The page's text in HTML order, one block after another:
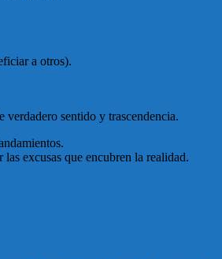
a otros).
sentido y trascendencia.
excusas que encubren la realidad.